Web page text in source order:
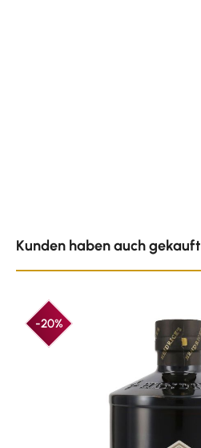
Kunden haben auch gekauft
-20%